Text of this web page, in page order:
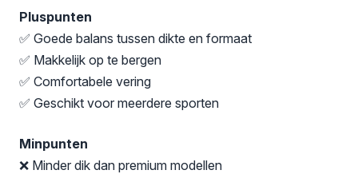
Pluspunten
✅ Goede balans tussen dikte en formaat
✅ Makkelijk op te bergen
✅ Comfortabele vering
✅ Geschikt voor meerdere sporten
Minpunten
❌ Minder dik dan premium modellen